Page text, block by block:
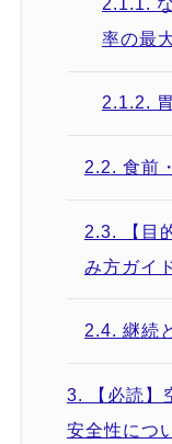
率の最
2.1.2.
2.2. 食前
2.3.
【目
み方ガイ
2.4. 継続
3.
【必読
安全性につ